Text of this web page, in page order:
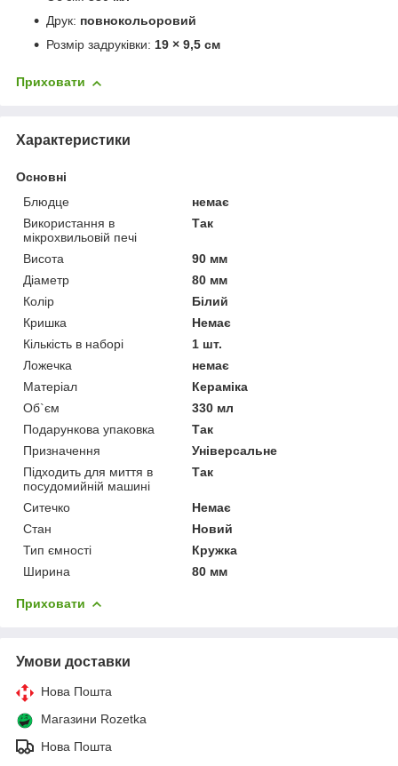
Друк: повнокольоровий
Розмір задруківки: 19 × 9,5 см
Приховати
Характеристики
Основні
Блюдце
немає
Використання в
мікрохвильовій печі
Так
Висота
90 мм
Діаметр
80 мм
Колір
Білий
Кришка
Немає
Кількість в наборі
1 шт.
Ложечка
немає
Матеріал
Кераміка
Об`єм
330 мл
Подарункова упаковка
Так
Призначення
Універсальне
Підходить для миття в
посудомийній машині
Так
Ситечко
Немає
Стан
Новий
Тип ємності
Кружка
Ширина
80 мм
Приховати
Умови доставки
Нова Пошта
Магазини Rozetka
Нова Пошта